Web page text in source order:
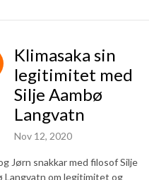
samfunnsverdiar har stått på spel
Klimasaka sin
legitimitet med
Silje Aambø
Langvatn
Nov 12, 2020
Jørn snakkar med filosof Silje
Langvatn om legitimitet og